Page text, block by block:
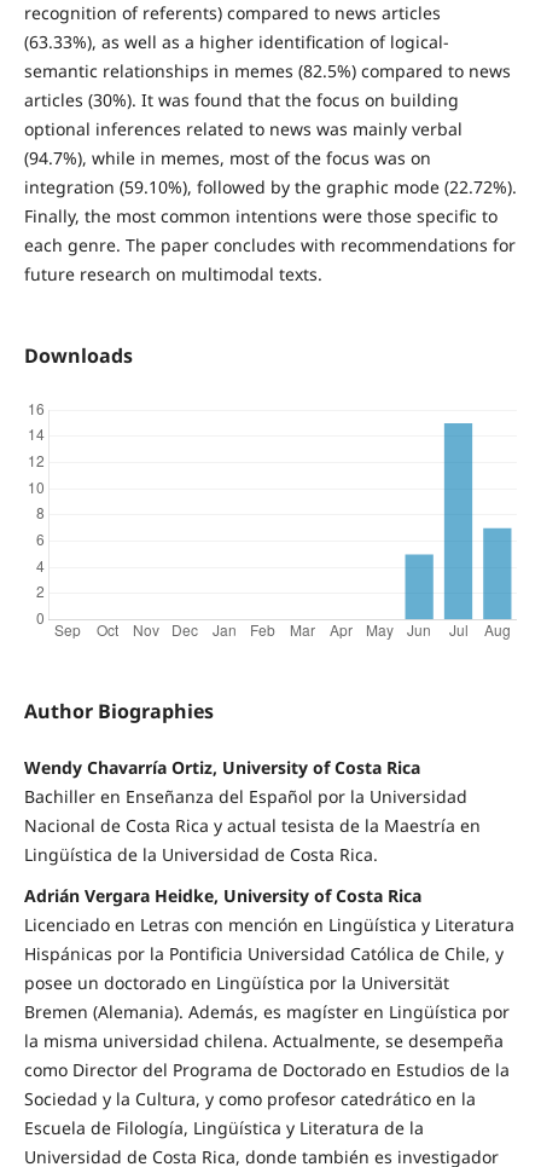
recognition of referents) compared to news articles
(63.33%), as well as a higher identification of logical-
semantic relationships in memes (82.5%) compared to news
articles (30%). It was found that the focus on building
optional inferences related to news was mainly verbal
(94.7%), while in memes, most of the focus was on
integration (59.10%), followed by the graphic mode (22.72%).
Finally, the most common intentions were those specific to
each genre. The paper concludes with recommendations for
future research on multimodal texts.
Downloads
Author Biographies
Wendy Chavarría Ortiz, University of Costa Rica
Bachiller en Enseñanza del Español por la Universidad
Nacional de Costa Rica y actual tesista de la Maestría en
Lingüística de la Universidad de Costa Rica.
Adrián Vergara Heidke, University of Costa Rica
Licenciado en Letras con mención en Lingüística y Literatura
Hispánicas por la Pontificia Universidad Católica de Chile, y
posee un doctorado en Lingüística por la Universität
Bremen (Alemania). Además, es magíster en Lingüística por
la misma universidad chilena. Actualmente, se desempeña
como Director del Programa de Doctorado en Estudios de la
Sociedad y la Cultura, y como profesor catedrático en la
Escuela de Filología, Lingüística y Literatura de la
Universidad de Costa Rica, donde también es investigador